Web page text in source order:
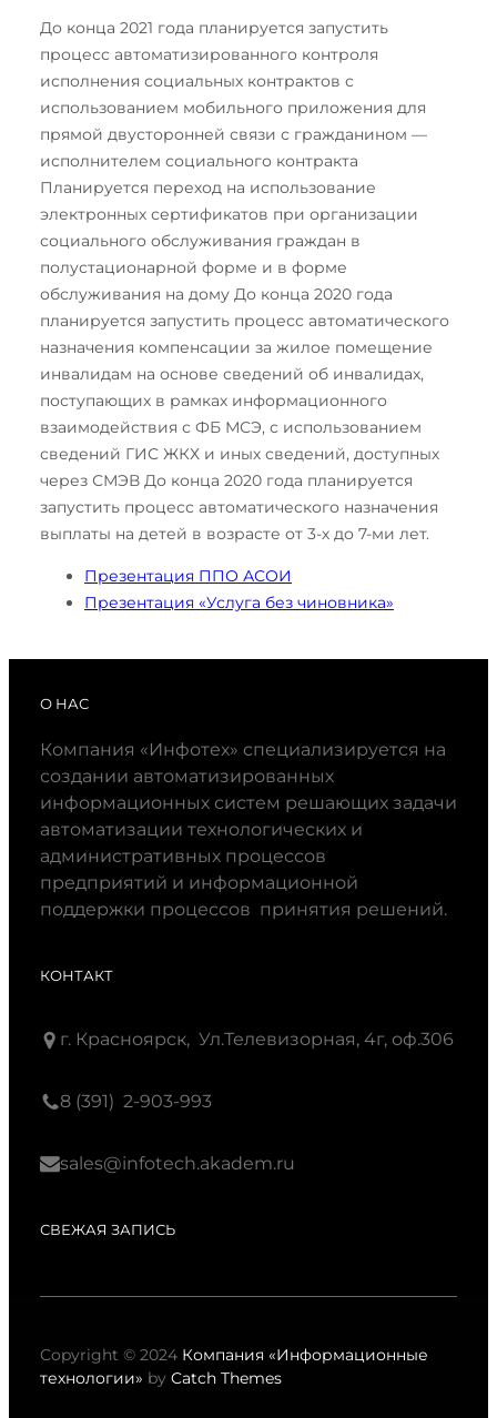
До конца 2021 года планируется запустить
процесс автоматизированного контроля
исполнения социальных контрактов с
использованием мобильного приложения для
прямой двусторонней связи с гражданином —
исполнителем социального контракта
Планируется переход на использование
электронных сертификатов при организации
социального обслуживания граждан в
полустационарной форме и в форме
обслуживания на дому До конца 2020 года
планируется запустить процесс автоматического
назначения компенсации за жилое помещение
инвалидам на основе сведений об инвалидах,
поступающих в рамках информационного
взаимодействия с ФБ МСЭ, с использованием
сведений ГИС ЖКХ и иных сведений, доступных
через СМЭВ До конца 2020 года планируется
запустить процесс автоматического назначения
выплаты на детей в возрасте от 3-х до 7-ми лет.
Презентация ППО АСОИ
Презентация «Услуга без чиновника»
О НАС
Компания «Инфотех» специализируется на
создании автоматизированных
информационных систем решающих задачи
автоматизации технологических и
административных процессов
предприятий и информационной
поддержки процессов принятия решений.
КОНТАКТ
г. Красноярск, Ул.Телевизорная, 4г, оф.306
8 (391) 2-903-993
sales@infotech.akadem.ru
СВЕЖАЯ ЗАПИСЬ
Copyright © 2024 Компания «Информационные
технологии» by Catch Themes